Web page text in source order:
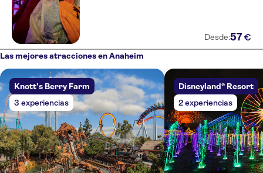
Desde:57 €
Las mejores atracciones en Anaheim
Knott's Berry Farm
3 experiencias
Disneyland® Resort
2 experiencias